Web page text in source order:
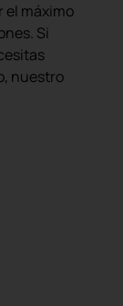
el máximo
Si
nuestro